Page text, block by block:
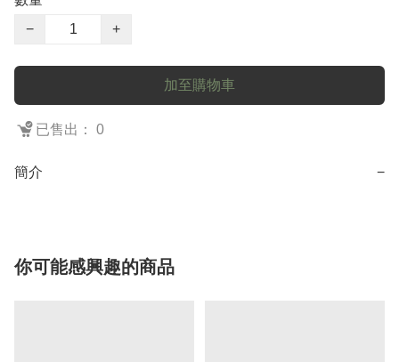
−
+
加至購物車
已售出： 0
簡介 −
你可能感興趣的商品